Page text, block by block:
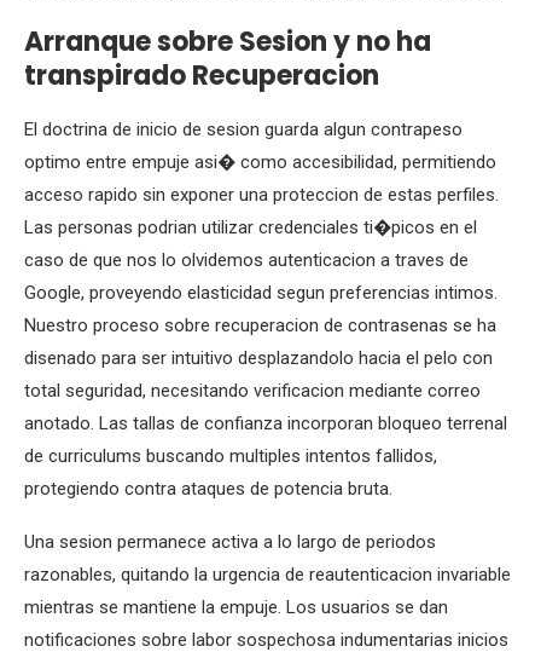
Arranque sobre Sesion y no ha
transpirado Recuperacion
El doctrina de inicio de sesion guarda algun contrapeso
optimo entre empuje asi� como accesibilidad, permitiendo
acceso rapido sin exponer una proteccion de estas perfiles.
Las personas podrian utilizar credenciales ti�picos en el
caso de que nos lo olvidemos autenticacion a traves de
Google, proveyendo elasticidad segun preferencias intimos.
Nuestro proceso sobre recuperacion de contrasenas se ha
disenado para ser intuitivo desplazandolo hacia el pelo con
total seguridad, necesitando verificacion mediante correo
anotado. Las tallas de confianza incorporan bloqueo terrenal
de curriculums buscando multiples intentos fallidos,
protegiendo contra ataques de potencia bruta.
Una sesion permanece activa a lo largo de periodos
razonables, quitando la urgencia de reautenticacion invariable
mientras se mantiene la empuje. Los usuarios se dan
notificaciones sobre labor sospechosa indumentarias inicios